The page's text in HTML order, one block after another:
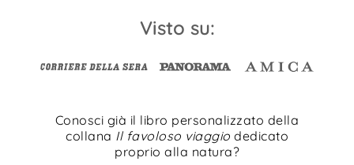
Visto su:
Conosci già il libro personalizzato della
collana Il favoloso viaggio dedicato
proprio alla natura?